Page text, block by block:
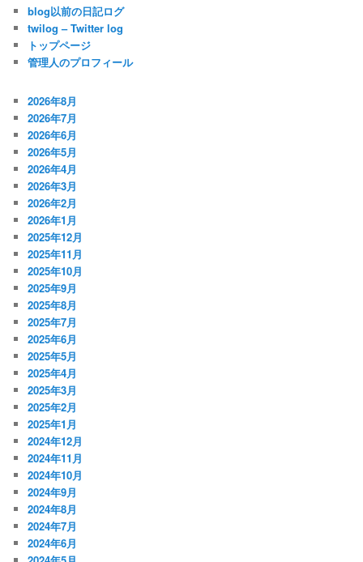
blog以前の日記ログ
twilog – Twitter log
トップページ
管理人のプロフィール
2026年8月
2026年7月
2026年6月
2026年5月
2026年4月
2026年3月
2026年2月
2026年1月
2025年12月
2025年11月
2025年10月
2025年9月
2025年8月
2025年7月
2025年6月
2025年5月
2025年4月
2025年3月
2025年2月
2025年1月
2024年12月
2024年11月
2024年10月
2024年9月
2024年8月
2024年7月
2024年6月